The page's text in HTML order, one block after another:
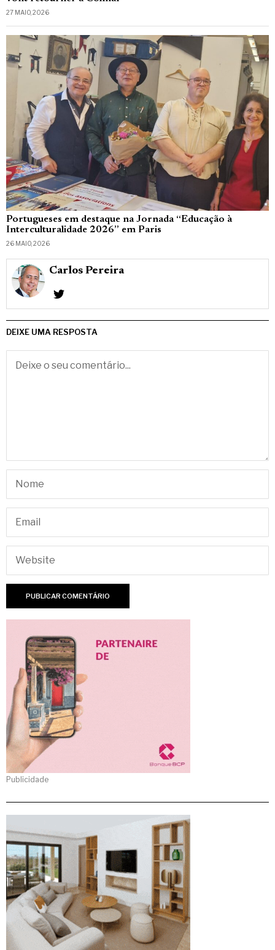
27 MAIO, 2026
Portugueses em destaque na Jornada “Educação à
Interculturalidade 2026” em Paris
26 MAIO, 2026
Carlos Pereira
DEIXE UMA RESPOSTA
Publicidade